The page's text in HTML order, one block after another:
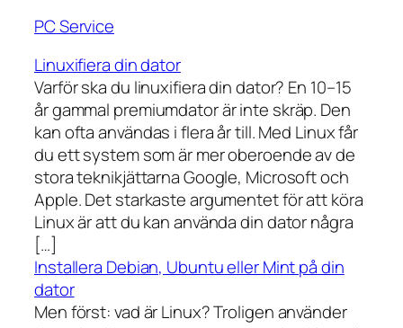
PC Service
Linuxifiera din dator
Varför ska du linuxifiera din dator? En 10–15
år gammal premiumdator är inte skräp. Den
kan ofta användas i flera år till. Med Linux får
du ett system som är mer oberoende av de
stora teknikjättarna Google, Microsoft och
Apple. Det starkaste argumentet för att köra
Linux är att du kan använda din dator några
[…]
Installera Debian, Ubuntu eller Mint på din
dator
Men först: vad är Linux? Troligen använder